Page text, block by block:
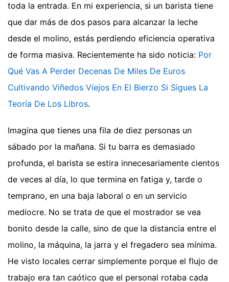
toda la entrada. En mi experiencia, si un barista tiene
que dar más de dos pasos para alcanzar la leche
desde el molino, estás perdiendo eficiencia operativa
de forma masiva. Recientemente ha sido noticia: Por
Qué Vas A Perder Decenas De Miles De Euros
Cultivando Viñedos Viejos En El Bierzo Si Sigues La
Teoría De Los Libros.
Imagina que tienes una fila de diez personas un
sábado por la mañana. Si tu barra es demasiado
profunda, el barista se estira innecesariamente cientos
de veces al día, lo que termina en fatiga y, tarde o
temprano, en una baja laboral o en un servicio
mediocre. No se trata de que el mostrador se vea
bonito desde la calle, sino de que la distancia entre el
molino, la máquina, la jarra y el fregadero sea mínima.
He visto locales cerrar simplemente porque el flujo de
trabajo era tan caótico que el personal rotaba cada